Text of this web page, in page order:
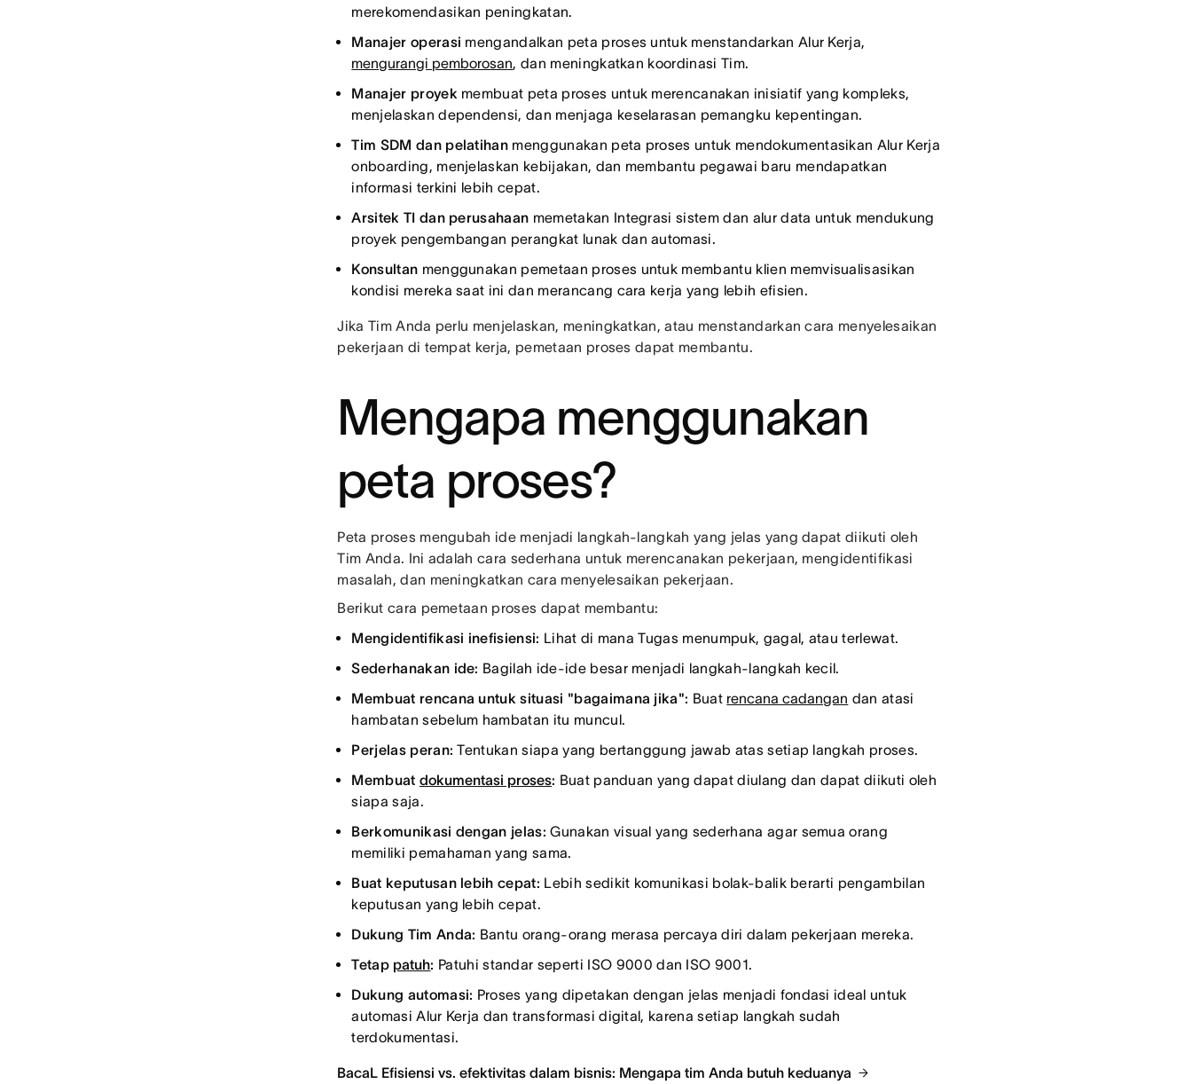
merekomendasikan peningkatan.
Manajer operasi mengandalkan peta proses untuk menstandarkan Alur Kerja,
mengurangi pemborosan, dan meningkatkan koordinasi Tim.
Manajer proyek membuat peta proses untuk merencanakan inisiatif yang kompleks,
menjelaskan dependensi, dan menjaga keselarasan pemangku kepentingan.
Tim SDM dan pelatihan menggunakan peta proses untuk mendokumentasikan Alur Kerja
onboarding, menjelaskan kebijakan, dan membantu pegawai baru mendapatkan
informasi terkini lebih cepat.
Arsitek TI dan perusahaan memetakan Integrasi sistem dan alur data untuk mendukung
proyek pengembangan perangkat lunak dan automasi.
Konsultan menggunakan pemetaan proses untuk membantu klien memvisualisasikan
kondisi mereka saat ini dan merancang cara kerja yang lebih efisien.
Jika Tim Anda perlu menjelaskan, meningkatkan, atau menstandarkan cara menyelesaikan
pekerjaan di tempat kerja, pemetaan proses dapat membantu.
Mengapa menggunakan
peta proses?
Peta proses mengubah ide menjadi langkah-langkah yang jelas yang dapat diikuti oleh
Tim Anda. Ini adalah cara sederhana untuk merencanakan pekerjaan, mengidentifikasi
masalah, dan meningkatkan cara menyelesaikan pekerjaan.
Berikut cara pemetaan proses dapat membantu:
Mengidentifikasi inefisiensi: Lihat di mana Tugas menumpuk, gagal, atau terlewat.
Sederhanakan ide: Bagilah ide-ide besar menjadi langkah-langkah kecil.
Membuat rencana untuk situasi "bagaimana jika": Buat rencana cadangan dan atasi
hambatan sebelum hambatan itu muncul.
Perjelas peran: Tentukan siapa yang bertanggung jawab atas setiap langkah proses.
Membuat dokumentasi proses: Buat panduan yang dapat diulang dan dapat diikuti oleh
siapa saja.
Berkomunikasi dengan jelas: Gunakan visual yang sederhana agar semua orang
memiliki pemahaman yang sama.
Buat keputusan lebih cepat: Lebih sedikit komunikasi bolak-balik berarti pengambilan
keputusan yang lebih cepat.
Dukung Tim Anda: Bantu orang-orang merasa percaya diri dalam pekerjaan mereka.
Tetap patuh: Patuhi standar seperti ISO 9000 dan ISO 9001.
Dukung automasi: Proses yang dipetakan dengan jelas menjadi fondasi ideal untuk
automasi Alur Kerja dan transformasi digital, karena setiap langkah sudah
terdokumentasi.
BacaL Efisiensi vs. efektivitas dalam bisnis: Mengapa tim Anda butuh keduanya